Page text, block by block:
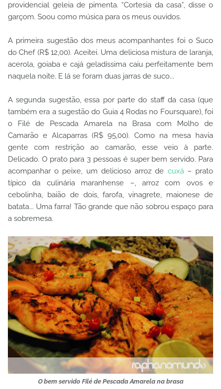
providencial geleia de pimenta. “Cortesia da casa”, disse o
garçom. Soou como música para os meus ouvidos.
A primeira sugestão dos meus acompanhantes foi o Suco
do Chef (R$ 12,00). Aceitei. Uma deliciosa mistura de laranja,
acerola, goiaba e cajá geladíssima caiu perfeitamente bem
naquela noite. E lá se foram duas jarras de suco...
A segunda sugestão, essa por parte do staff da casa (que
também era a sugestão do Guia 4 Rodas no Foursquare), foi
o Filé de Pescada Amarela na Brasa com Molho de
Camarão e Alcaparras (R$ 95,00). Como na mesa havia
gente com restrição ao camarão, esse veio à parte.
Delicado. O prato para 3 pessoas é super bem servido. Para
acompanhar o peixe, um delicioso arroz de cuxá– prato
típico da culinária maranhense –, arroz com ovos e
cebolinha, baião de dois, farofa, vinagrete, maionese de
batata... Uma farra! Tão grande que não sobrou espaço para
a sobremesa.
O bem servido Filé de Pescada Amarela na brasa